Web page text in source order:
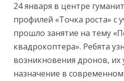
24 января в центре
профилей «Точка роста» с
прошло занятие на тему
квадрокоптера». Ребята
возникновения дронов, их
назначение в